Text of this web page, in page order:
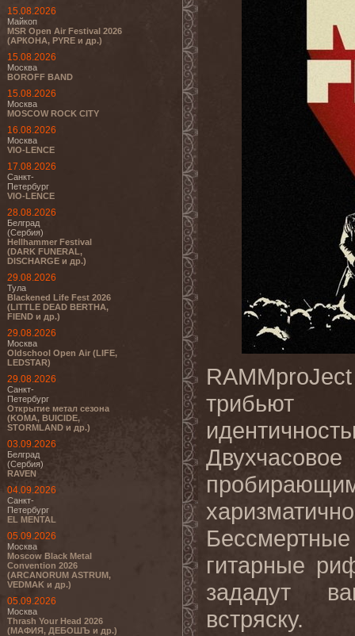
15.08.2026
Майкоп
MSR Open Air Festival 2026
(АРКОНА, PYRE и др.)
15.08.2026
Москва
BOROFF BAND
15.08.2026
Москва
MOSCOW ROCK CITY
16.08.2026
Москва
VIO-LENCE
17.08.2026
Санкт-
Петербург
VIO-LENCE
28.08.2026
Белград
(Сербия)
Hellhammer Festival
(DARK FUNERAL,
DISCHARGE и др.)
29.08.2026
Тула
Blackened Life Fest 2026
(LITTLE DEAD BERTHA,
FIEND и др.)
29.08.2026
Москва
Oldschool Open Air (LIFE,
LEDSTAR)
29.08.2026
Санкт-
Петербург
Открытие метал сезона
(KOMA, BUICIDE,
STORMLAND и др.)
03.09.2026
Белград
(Сербия)
RAVEN
04.09.2026
Санкт-
Петербург
EL MENTAL
05.09.2026
Москва
Moscow Black Metal
Convention 2026
(ARCANORUM ASTRUM,
VEDMAK и др.)
05.09.2026
Москва
Thrash Your Head 2026
(МАФИЯ, ДЕБОШЪ и др.)
трибьют
гитарные
зададут
встряску.